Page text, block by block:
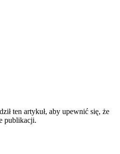
ten artykuł, aby upewnić się, że
publikacji.